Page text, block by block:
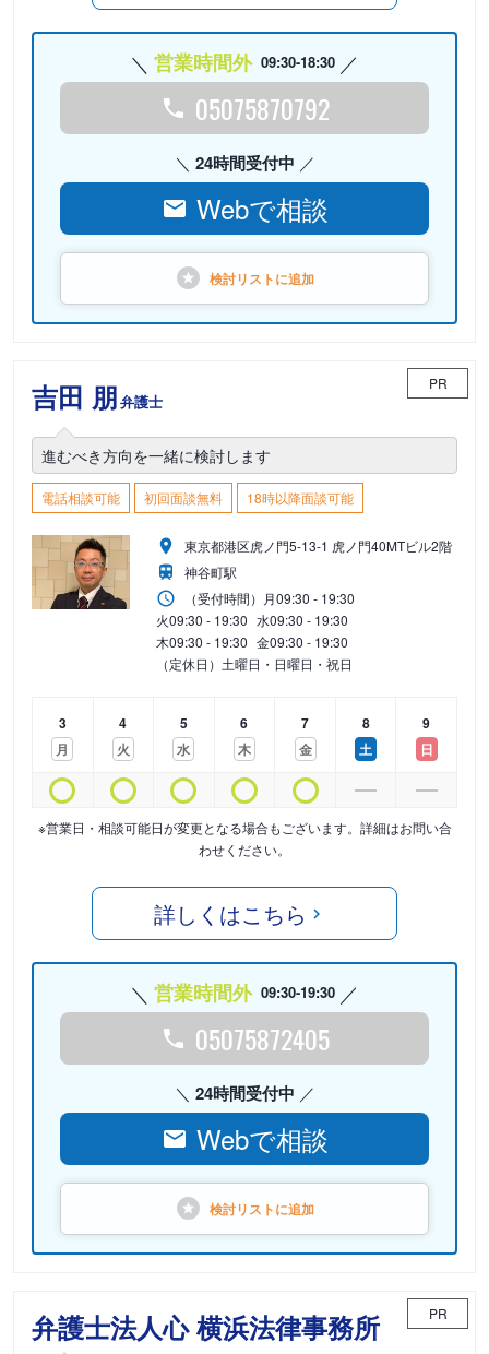
営業時間外 09:30-18:30
05075870792
24時間受付中
Webで相談
検討リストに追加
吉田 朋弁護士
PR
進むべき方向を一緒に検討します
電話相談可能 初回面談無料 18時以降面談可能
東京都港区虎ノ門5-13-1 虎ノ門40MTビル2階
神谷町駅
（受付時間） 月09:30 - 19:30
火09:30 - 19:30 水09:30 - 19:30
木09:30 - 19:30 金09:30 - 19:30
（定休日）土曜日・日曜日・祝日
3
月
4
火
5
水
6
木
7
金
8
土
9
日
※営業日・相談可能日が変更となる場合もございます。詳細はお問い合
わせください。
詳しくはこちら
営業時間外 09:30-19:30
05075872405
24時間受付中
Webで相談
検討リストに追加
弁護士法人心 横浜法律事務所 PR